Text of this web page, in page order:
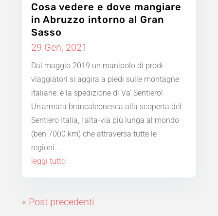
Cosa vedere e dove mangiare
in Abruzzo intorno al Gran
Sasso
29 Gen, 2021
Dal maggio 2019 un manipolo di prodi
viaggiatori si aggira a piedi sulle montagne
italiane: è la spedizione di Va’ Sentiero!
Un'armata brancaleonesca alla scoperta del
Sentiero Italia, l’alta-via più lunga al mondo
(ben 7000 km) che attraversa tutte le
regioni...
leggi tutto
« Post precedenti